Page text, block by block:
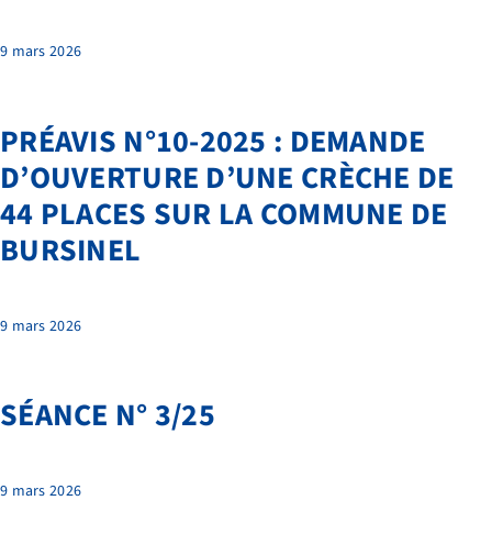
9 mars 2026
PRÉAVIS N°10-2025 : DEMANDE
D’OUVERTURE D’UNE CRÈCHE DE
44 PLACES SUR LA COMMUNE DE
BURSINEL
9 mars 2026
SÉANCE N° 3/25
9 mars 2026